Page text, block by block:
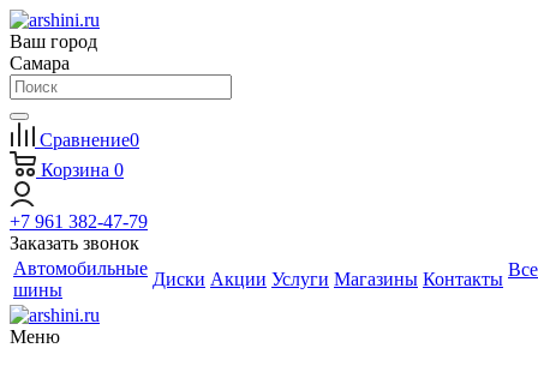
Ваш город
Самара
Сравнение0
Корзина 0
+7 961 382-47-79
Заказать звонок
Автомобильные
шины
Диски Акции Услуги Магазины Контакты Все
Меню